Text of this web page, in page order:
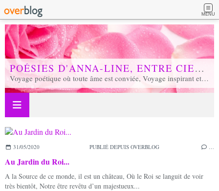
MENU
POÉSIES D'ANNA-LINE, ENTRE CIEL ET TERRE...
Voyage poétique où toute âme est conviée, Voyage inspirant et inspiré, Voyage en soi et d'unité, Voyage au coeur de notre réalité...
31/05/2020 PUBLIÉ DEPUIS OVERBLOG
Au Jardin du Roi...
A la Source de ce monde, il est un château, Où le Roi se languit de voir
très bientôt, Notre être revêtu d’un majestueux...